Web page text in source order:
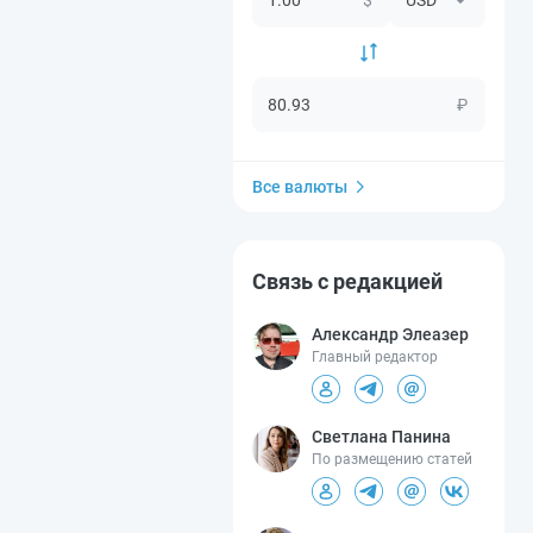
₽
Все валюты
Связь с редакцией
Александр Элеазер
Главный редактор
Светлана Панина
По размещению статей